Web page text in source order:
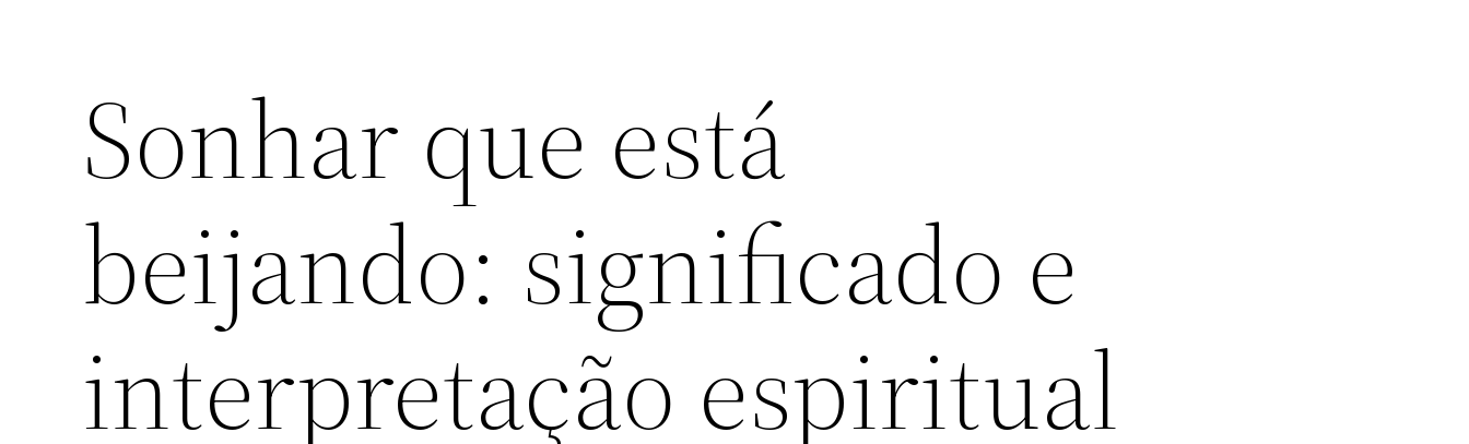
Sonhar que está
beijando: significado e
interpretação espiritual